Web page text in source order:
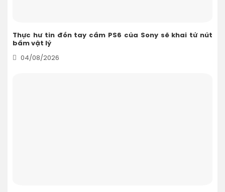
Thực hư tin đồn tay cầm PS6 của Sony sẽ khai tử nút
bấm vật lý
04/08/2026